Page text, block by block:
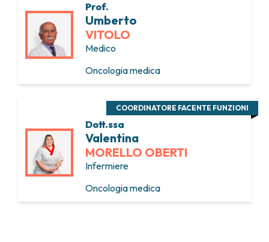
Prof.
Umberto
VITOLO
Medico
Oncologia medica
Dott.ssa
Valentina
MORELLO OBERTI
Infermiere
Oncologia medica
COORDINATORE FACENTE FUNZIONI